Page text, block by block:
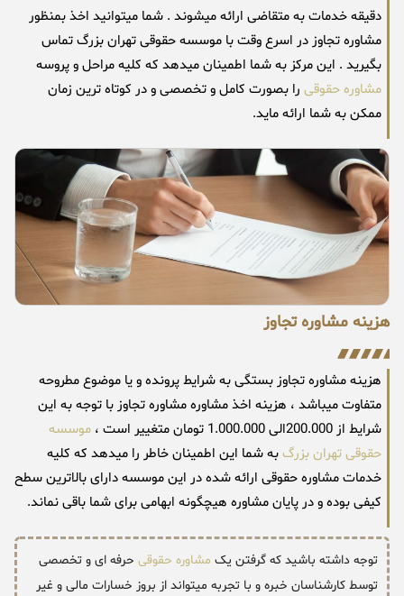
دقیقه خدمات به متقاضی ارائه میشوند . شما میتوانید اخذ بمنظور
مشاوره تجاوز در اسرع وقت با موسسه حقوقی تهران بزرگ تماس
بگیرید . این مرکز به شما اطمینان میدهد که کلیه مراحل و پروسه
مشاوره حقوقی را بصورت کامل و تخصصی و در کوتاه ترین زمان
ممکن به شما ارائه ماید.
هزینه مشاوره تجاوز
هزینه مشاوره تجاوز بستگی به شرایط پرونده و یا موضوع مطروحه
متفاوت میباشد ، هزینه اخذ مشاوره مشاوره تجاوز با توجه به این
شرایط از 200.000الی 1.000.000 تومان متغییر است ،
موسسه
حقوقی تهران بزرگبه شما این اطمینان خاطر را میدهد که کلیه
خدمات مشاوره حقوقی ارائه شده در این موسسه دارای بالاترین سطح
کیفی بوده و در پایان مشاوره هیچگونه ابهامی برای شما باقی نماند.
توجه داشته باشید که گرفتن یک مشاوره حقوقی حرفه ای و تخصصی
توسط کارشناسان خبره و با تجربه میتواند از بروز خسارات مالی و غیر